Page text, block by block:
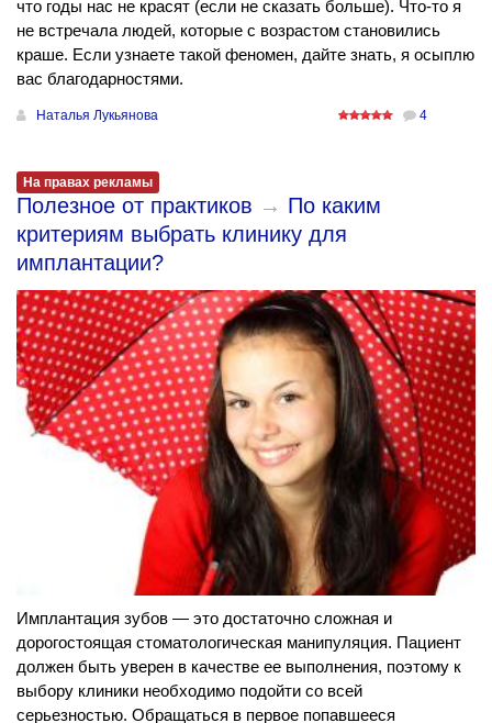
что годы нас не красят (если не сказать больше). Что-то я
не встречала людей, которые с возрастом становились
краше. Если узнаете такой феномен, дайте знать, я осыплю
вас благодарностями.
Наталья Лукьянова 4
На правах рекламы
Полезное от практиков → По каким
критериям выбрать клинику для
имплантации?
Имплантация зубов — это достаточно сложная и
дорогостоящая стоматологическая манипуляция. Пациент
должен быть уверен в качестве ее выполнения, поэтому к
выбору клиники необходимо подойти со всей
серьезностью. Обращаться в первое попавшееся